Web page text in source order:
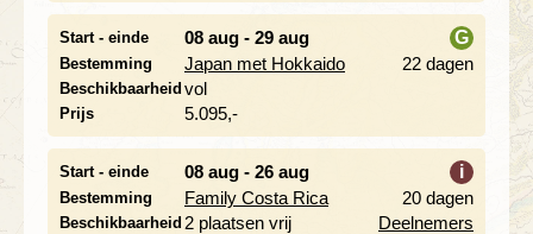
Start - einde 08 aug - 29 aug
Bestemming Japan met Hokkaido
G
22 dagen
Beschikbaarheid vol
Prijs 5.095,-
Start - einde 08 aug - 26 aug
Bestemming Family Costa Rica
i
20 dagen
Beschikbaarheid 2 plaatsen vrij Deelnemers